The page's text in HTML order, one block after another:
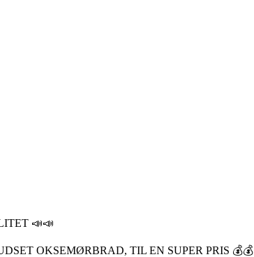
📣📣
OKSEMØRBRAD, TIL EN SUPER PRIS 💰💰